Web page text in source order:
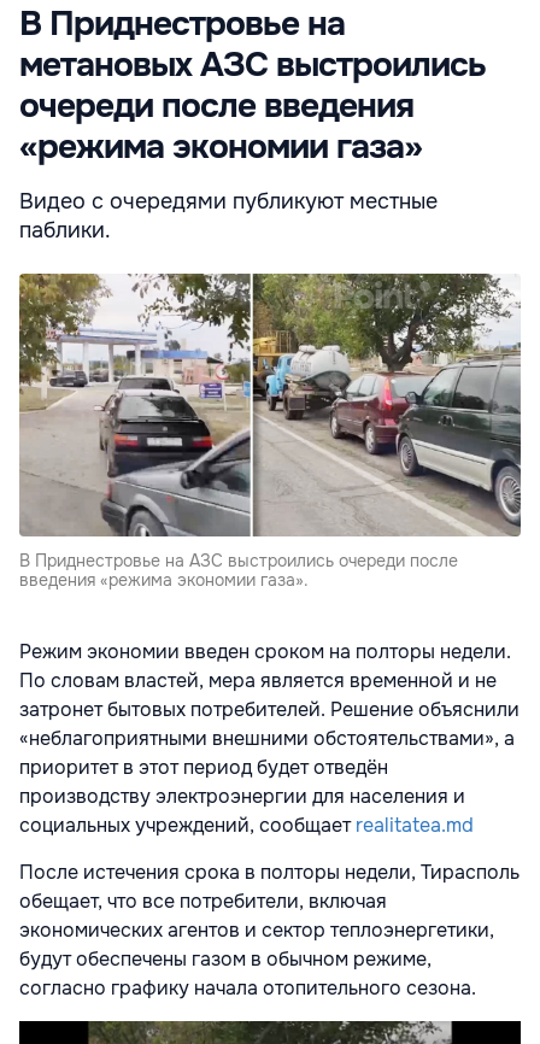
В Приднестровье на
метановых АЗС выстроились
очереди после введения
«режима экономии газа»
Видео с очередями публикуют местные
паблики.
В Приднестровье на АЗС выстроились очереди после
введения «режима экономии газа».
Режим экономии введен сроком на полторы недели.
По словам властей, мера является временной и не
затронет бытовых потребителей. Решение объяснили
«неблагоприятными внешними обстоятельствами», а
приоритет в этот период будет отведён
производству электроэнергии для населения и
социальных учреждений, сообщаетrealitatea.md
После истечения срока в полторы недели, Тирасполь
обещает, что все потребители, включая
экономических агентов и сектор теплоэнергетики,
будут обеспечены газом в обычном режиме,
согласно графику начала отопительного сезона.